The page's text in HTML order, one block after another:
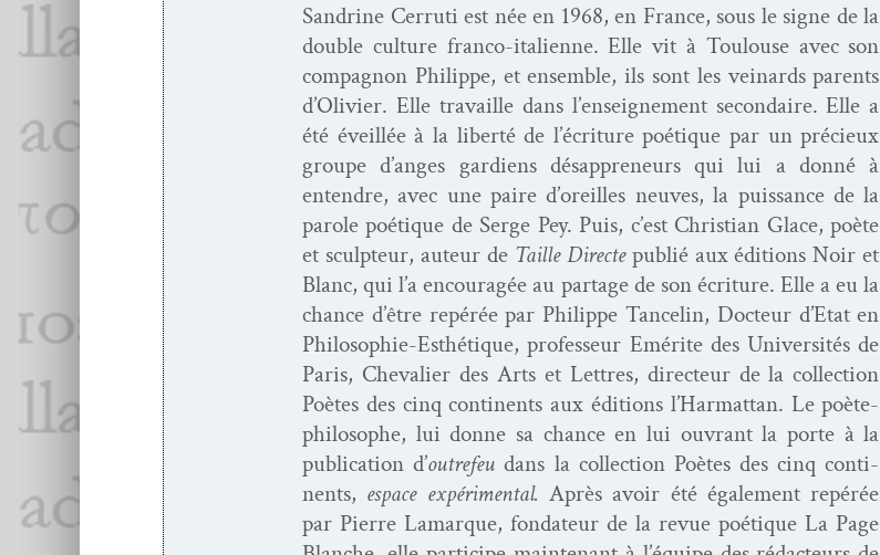
San­drine Cer­ru­ti est née en 1968, en France, sous le signe de la
dou­ble cul­ture fran­­co-ital­i­enne. Elle vit à Toulouse avec son
com­pagnon Philippe, et ensem­ble, ils sont les veinards par­ents
d’Olivier. Elle tra­vaille dans l’enseignement sec­ondaire. Elle a
été éveil­lée à la lib­erté de l’écriture poé­tique par un pré­cieux
groupe d’anges gar­di­ens dés­ap­pre­neurs qui lui a don­né à
enten­dre, avec une paire d’oreilles neuves, la puis­sance de la
parole poé­tique de Serge Pey. Puis, c’est Chris­t­ian Glace, poète
et sculp­teur, auteur de Taille Directepub­lié aux édi­tions Noir et
Blanc, qui l’a encour­agée au partage de son écri­t­ure. Elle a eu la
chance d’être repérée par Philippe Tancelin, Doc­teur d’Etat en
Philoso­­phie-Esthé­­tique, pro­fesseur Emérite des Uni­ver­sités de
Paris, Cheva­lier des Arts et Let­tres, directeur de la col­lec­tion
Poètes des cinq con­ti­nents aux édi­tions l’Harmattan. Le poète-
philosophe, lui donne sa chance en lui ouvrant la porte à la
pub­li­ca­tion d’out­re­feu dans la col­lec­tion Poètes des cinq con­ti­
nents, espace expéri­men­tal.Après avoir été égale­ment repérée
par Pierre Lamar­que, fon­da­teur de la revue poé­tique La Page